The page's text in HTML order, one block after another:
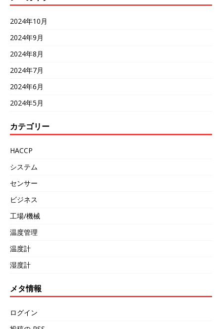
2024年10月
2024年9月
2024年8月
2024年7月
2024年6月
2024年5月
カテゴリー
HACCP
システム
センサー
ビジネス
工場/機械
温度管理
温度計
湿度計
メタ情報
ログイン